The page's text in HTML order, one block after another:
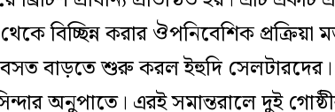
বিচ্ছিন্ন করার ঔপনিবেশিক
বাড়তে শুরু করল ইহুদি
অনুপাতে। এরই সমান্তরালে দুই